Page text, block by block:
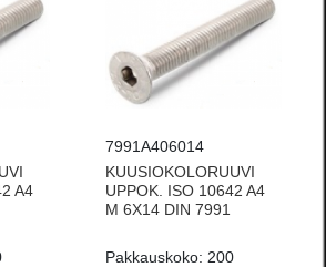
A4
7991A406014
KUUSIOKOLORUUVI
UPPOK. ISO 10642 A4
M 6X14 DIN 7991
Pakkauskoko: 200